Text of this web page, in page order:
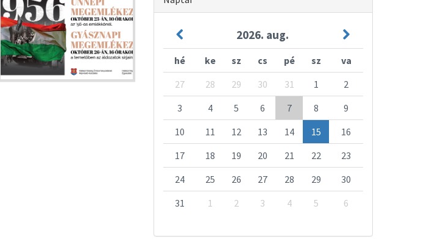
2026. aug.
hé ke sz cs pé sz
va
27
28 29 30 31 1
2
3
4 5 6 7 8
9
10
11 12 13 14 15
16
17
18 19 20 21 22
23
24
25 26 27 28 29
30
31
1 2 3 4 5 6